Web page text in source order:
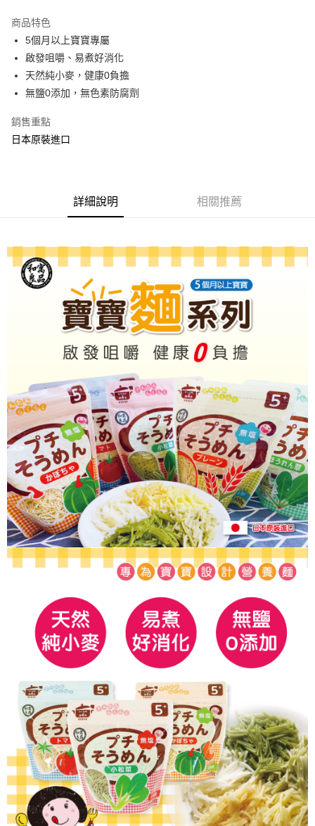
Apple Pay
悠遊付
ATM付款
貨到付款
7-11取貨付款
宅配
每筆NT$80，滿NT$888(含以上)免運費
每筆NT$120，滿NT$1,200(含以上)免運費
每筆NT$100，滿NT$1,200(含以上)免運費
商品特色
5個月以上寶寶專屬
啟發咀嚼、易煮好消化
天然純小麥，健康0負擔
無鹽0添加，無色素防腐劑
銷售重點
日本原裝進口
詳細說明 相關推薦